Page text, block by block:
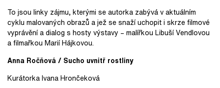
To jsou linky zájmu, kterými se autorka zabývá v aktuálním
cyklu malovaných obrazů a jež se snaží uchopit i skrze filmové
vyprávění a dialog s hosty výstavy – malířkou Libuší Vendlovou
a filmařkou Marií Hájkovou.
Anna Ročňová / Sucho uvnitř rostliny
Kurátorka Ivana Hrončeková